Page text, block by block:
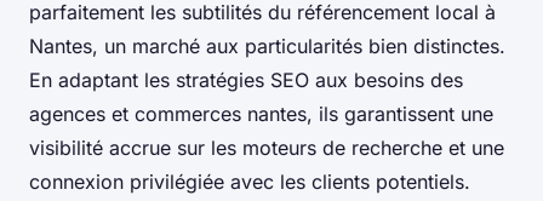
parfaitement les subtilités du référencement local à
Nantes, un marché aux particularités bien distinctes.
En adaptant les stratégies SEO aux besoins des
agences et commerces nantes, ils garantissent une
visibilité accrue sur les moteurs de recherche et une
connexion privilégiée avec les clients potentiels.